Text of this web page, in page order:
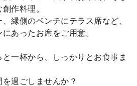
作料理。
縁側のベンチにテラス席など、
あったお席をご用意。
一杯から、しっかりとお食事ま
過ごしませんか？